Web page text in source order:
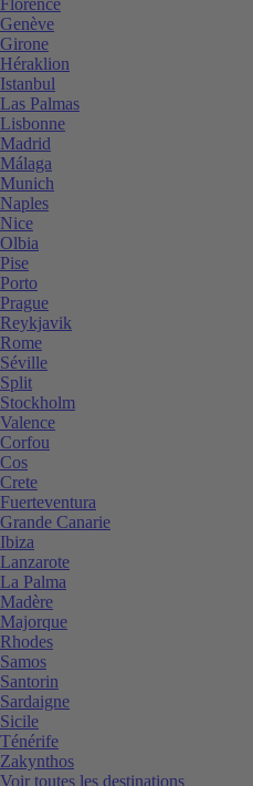
Genève
Girone
Héraklion
Istanbul
Las Palmas
Lisbonne
Madrid
Málaga
Munich
Naples
Nice
Olbia
Pise
Porto
Prague
Reykjavik
Rome
Séville
Split
Stockholm
Valence
Corfou
Cos
Crete
Fuerteventura
Grande Canarie
Ibiza
Lanzarote
La Palma
Madère
Majorque
Rhodes
Samos
Santorin
Sardaigne
Sicile
Ténérife
Zakynthos
Voir toutes les destinations